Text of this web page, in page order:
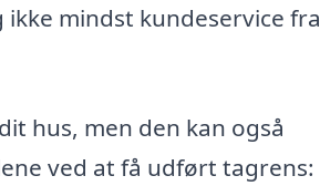
mindst kundeservice fra
hus, men den kan også
ved at få udført tagrens: